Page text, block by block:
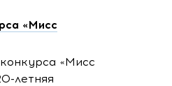
«Мисс
«Мисс
летняя